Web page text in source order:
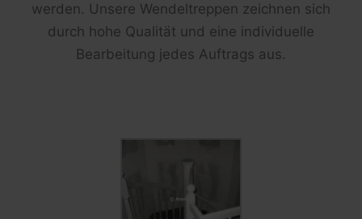
werden. Unsere Wendeltreppen zeichnen sich
durch hohe Qualität und eine individuelle
Bearbeitung jedes Auftrags aus.